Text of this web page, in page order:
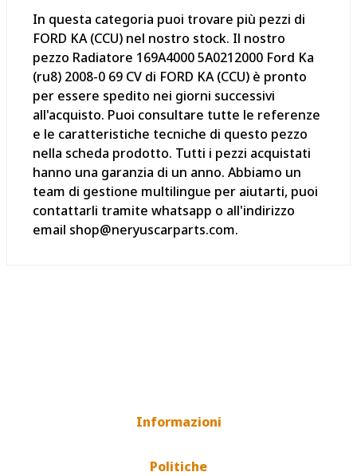
In questa categoria puoi trovare più pezzi di
FORD KA (CCU) nel nostro stock. Il nostro
pezzo Radiatore 169A4000 5A0212000 Ford Ka
(ru8) 2008-0 69 CV di FORD KA (CCU) è pronto
per essere spedito nei giorni successivi
all'acquisto. Puoi consultare tutte le referenze
e le caratteristiche tecniche di questo pezzo
nella scheda prodotto. Tutti i pezzi acquistati
hanno una garanzia di un anno. Abbiamo un
team di gestione multilingue per aiutarti, puoi
contattarli tramite whatsapp o all'indirizzo
email shop@neryuscarparts.com.
Informazioni
Politiche